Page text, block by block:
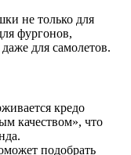
не только для
фургонов,
для самолетов.
кредо
качеством», что
подобрать